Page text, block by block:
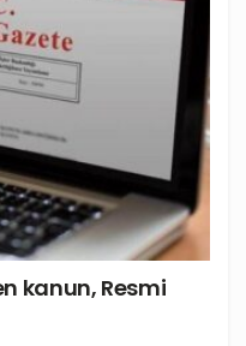
kanun, Resmi